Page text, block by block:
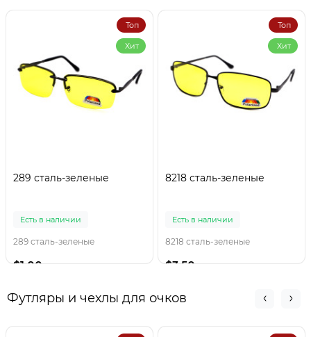
Топ
Хит
289 сталь-зеленые
Есть в наличии
289 сталь-зеленые
$1.00
Топ
Хит
8218 сталь-зеленые
Есть в наличии
8218 сталь-зеленые
$3.50
Футляры и чехлы для очков